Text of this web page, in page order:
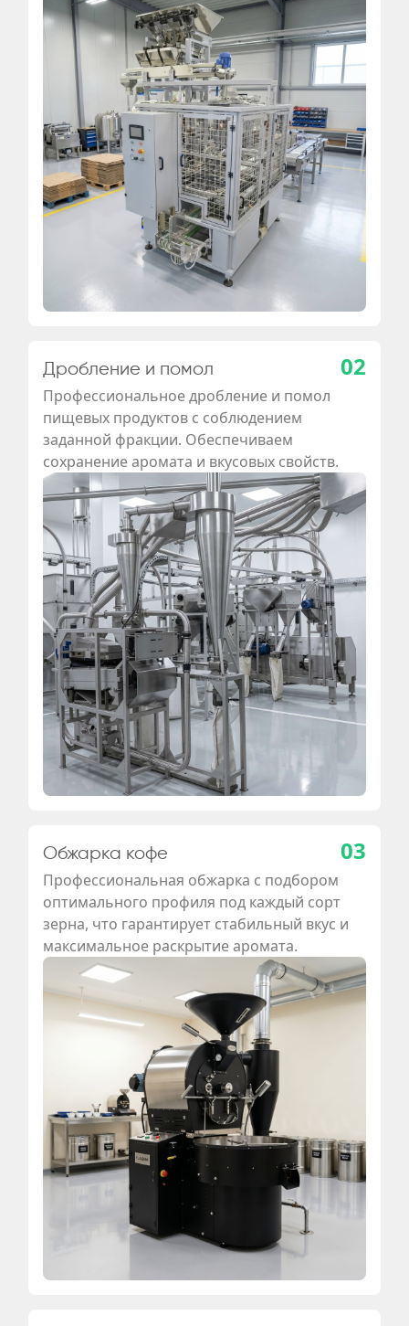
Дробление и помол 02
Профессиональное дробление и помол
пищевых продуктов с соблюдением
заданной фракции. Обеспечиваем
сохранение аромата и вкусовых свойств.
Обжарка кофе 03
Профессиональная обжарка с подбором
оптимального профиля под каждый сорт
зерна, что гарантирует стабильный вкус и
максимальное раскрытие аромата.